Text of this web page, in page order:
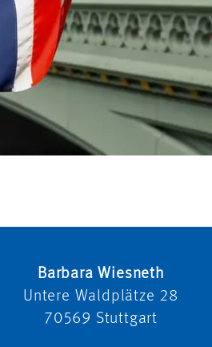
Barbara Wiesneth
Untere Waldplätze 28
70569 Stuttgart